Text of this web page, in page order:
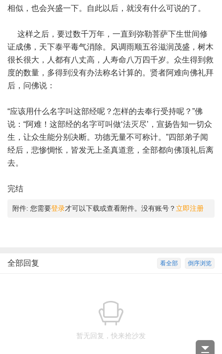
相似，也会兴盛一下。自此以后，就没有什么可说的了。
这样之后，要过数千万年，一直到弥勒菩萨下生世间修
证成佛，天下泰平毒气消除。风调雨顺五谷滋润茂盛，树木
很长很大，人都有八丈高，人寿命八万四千岁。众生得到救
度的数量，多得到没有办法称名计算的。贤者阿难向佛礼拜
后，问佛说：
“应该用什么名字叫这部经呢？怎样的去奉行受持呢？”佛
说：“阿难！这部经的名字可叫做‘法灭尽’，宣扬告知一切众
生，让众生能分别决断。功德无量不可称计。”四部弟子闻
经后，悲惨惆怅，皆发无上圣真道意，全部都向佛顶礼后离
去。
完结
附件: 您需要登录才可以下载或查看附件。没有账号？ 立即注册
倒序浏览
看全部
全部回复
暂无回复，快来抢沙发